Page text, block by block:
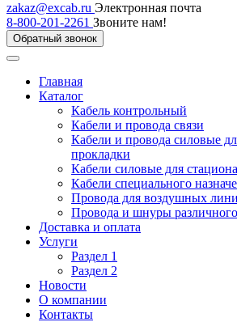
zakaz@excab.ru Электронная почта
8-800-201-2261 Звоните нам!
Обратный звонок
Главная
Каталог
Кабель контрольный
Кабели и провода связи
Кабели и провода силовые
прокладки
Кабели силовые для
Кабели специального
Провода для воздушных
Провода и шнуры
Доставка и оплата
Услуги
Раздел 1
Раздел 2
Новости
О компании
Контакты